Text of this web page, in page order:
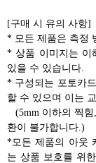
[구매 시 유의 사항]
* 모든 제품은 측정
* 상품 이미지는 이
있을 수 있습니다.
* 구성되는 포토카
할 수 있으며 이는
(5mm 이하의 찍힘
환이 불가합니다.)
*모든 제품의 아웃
는 상품 보호를 위